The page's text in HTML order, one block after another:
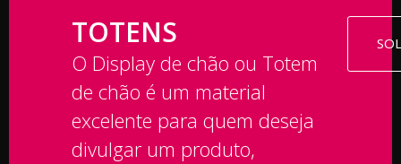
TOTENS
O Display de chão ou Totem
de chão é um material
excelente para quem deseja
divulgar um produto,